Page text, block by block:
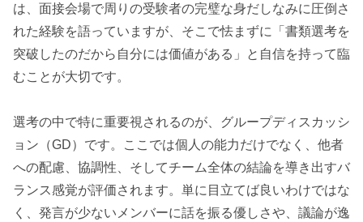
は、面接会場で周りの受験者の完璧な身だしなみに圧倒さ
れた経験を語っていますが、そこで怯まずに「書類選考を
突破したのだから自分には価値がある」と自信を持って臨
むことが大切です。
選考の中で特に重要視されるのが、グループディスカッシ
ョン（GD）です。ここでは個人の能力だけでなく、他者
への配慮、協調性、そしてチーム全体の結論を導き出すバ
ランス感覚が評価されます。単に目立てば良いわけではな
く、発言が少ないメンバーに話を振る優しさや、議論が逸